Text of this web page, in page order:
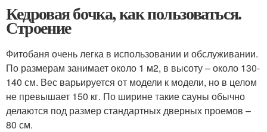
Кедровая бочка, как пользоваться.
Строение
Фитобаня очень легка в использовании и обслуживании.
По размерам занимает около 1 м2, в высоту – около 130-
140 см. Вес варьируется от модели к модели, но в целом
не превышает 150 кг. По ширине такие сауны обычно
делаются под размер стандартных дверных проемов –
80 см.